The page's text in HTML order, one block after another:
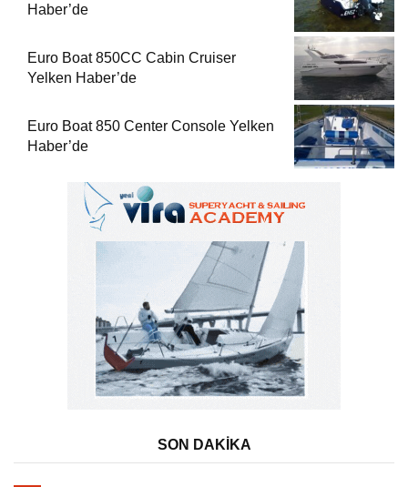
Haber’de
Euro Boat 850CC Cabin Cruiser
Yelken Haber’de
Euro Boat 850 Center Console Yelken
Haber’de
SON DAKİKA